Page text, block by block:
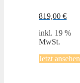
819,00 €
inkl. 19 %
MwSt.
Jetzt ansehen